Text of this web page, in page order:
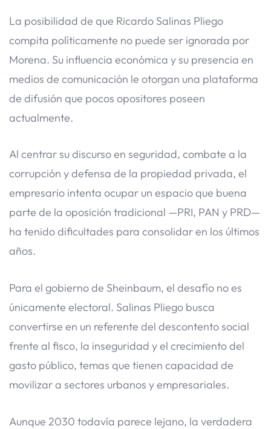
La posibilidad de que Ricardo Salinas Pliego
compita políticamente no puede ser ignorada por
Morena. Su influencia económica y su presencia en
medios de comunicación le otorgan una plataforma
de difusión que pocos opositores poseen
actualmente.
Al centrar su discurso en seguridad, combate a la
corrupción y defensa de la propiedad privada, el
empresario intenta ocupar un espacio que buena
parte de la oposición tradicional —PRI, PAN y PRD—
ha tenido dificultades para consolidar en los últimos
años.
Para el gobierno de Sheinbaum, el desafío no es
únicamente electoral. Salinas Pliego busca
convertirse en un referente del descontento social
frente al fisco, la inseguridad y el crecimiento del
gasto público, temas que tienen capacidad de
movilizar a sectores urbanos y empresariales.
Aunque 2030 todavía parece lejano, la verdadera